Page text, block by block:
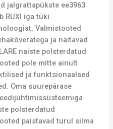
jalgrattapükste ee3963
RUXI iga tüki
Valmistooted
ja näitavad
naiste polsterdatud
pole mitte ainult
ja funktsionaalsed
Oma suurepärase
polsterdatud
paistavad turul silma